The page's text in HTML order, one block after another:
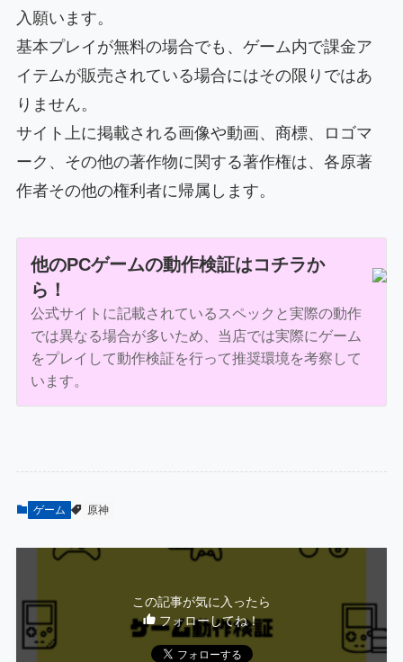
入願います。
基本プレイが無料の場合でも、ゲーム内で課金ア
イテムが販売されている場合にはその限りではあ
りません。
サイト上に掲載される画像や動画、商標、ロゴマ
ーク、その他の著作物に関する著作権は、各原著
作者その他の権利者に帰属します。
他のPCゲームの動作検証はコチラか
ら！
公式サイトに記載されているスペックと実際の動作
では異なる場合が多いため、当店では実際にゲーム
をプレイして動作検証を行って推奨環境を考察して
います。
ゲーム 原神
この記事が気に入ったら
フォローしてね！